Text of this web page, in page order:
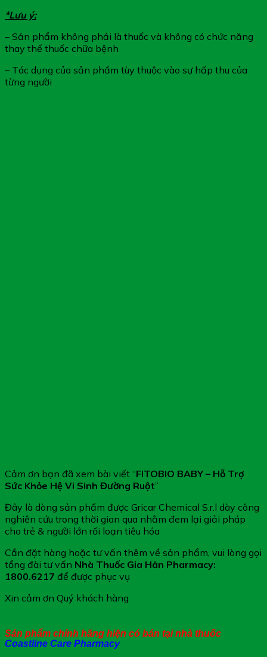
*Lưu ý:
– Sản phẩm không phải là thuốc và không có chức năng
thay thế thuốc chữa bệnh
– Tác dụng của sản phẩm tùy thuộc vào sự hấp thu của
từng người
Cảm ơn bạn đã xem bài viết “FITOBIO BABY – Hỗ Trợ
Sức Khỏe Hệ Vi Sinh Đường Ruột”
Đây là dòng sản phẩm được Gricar Chemical S.r.l dày công
nghiên cứu trong thời gian qua nhằm đem lại giải pháp
cho trẻ & người lớn rối loạn tiêu hóa
Cần đặt hàng hoặc tư vấn thêm về sản phẩm, vui lòng gọi
tổng đài tư vấn Nhà Thuốc Gia Hân Pharmacy:
1800.6217 để được phục vụ
Xin cảm ơn Quý khách hàng
Sản phẩm chính hãng hiện có bán tại nhà thuốc
Coastline Care Pharmacy